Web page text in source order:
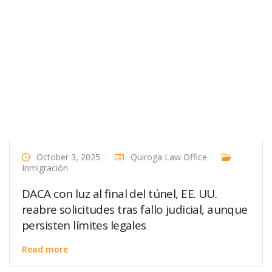
October 3, 2025
Quiroga Law Office
Inmigración
DACA con luz al final del túnel, EE. UU.
reabre solicitudes tras fallo judicial, aunque
persisten límites legales
Read more